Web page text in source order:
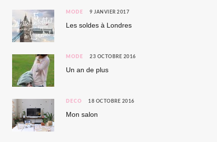
MODE 9 JANVIER 2017
Les soldes à Londres
MODE 23 OCTOBRE 2016
Un an de plus
DÉCO 18 OCTOBRE 2016
Mon salon